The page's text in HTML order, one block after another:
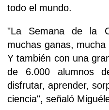
todo el mundo.
"La Semana de la
muchas ganas,
Y también con una
de 6.000 alumnos
disfrutar, aprender,
ciencia", señaló